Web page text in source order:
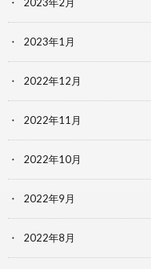
2023年1月
2022年12月
2022年11月
2022年10月
2022年9月
2022年8月